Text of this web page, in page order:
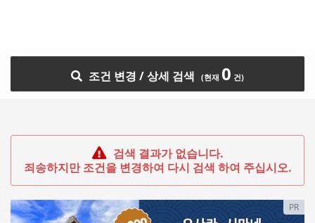
조건 변경 / 상세 검색 0
검색 결과가 없습니다.
죄송하지만 조건을 변경하여 다시 검색 하여 주십시오.
PR